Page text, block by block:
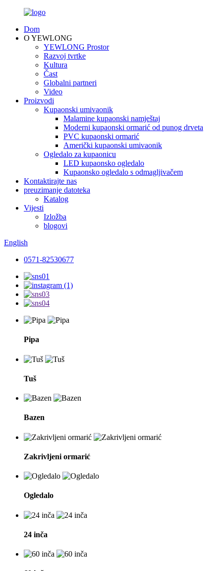
Dom
O YEWLONG
YEWLONG Prostor
Razvoj tvrtke
Kultura
Čast
Globalni partneri
Video
Proizvodi
Kupaonski umivaonik
Malamine kupaonski namještaj
Moderni kupaonski ormarić od punog drveta
PVC kupaonski ormarić
Američki kupaonski umivaonik
Ogledalo za kupaonicu
LED kupaonsko ogledalo
Kupaonsko ogledalo s odmagljivačem
Kontaktirajte nas
preuzimanje datoteka
Katalog
Vijesti
Izložba
blogovi
English
0571-82530677
Pipa
Tuš
Bazen
Zakrivljeni ormarić
Ogledalo
24 inča